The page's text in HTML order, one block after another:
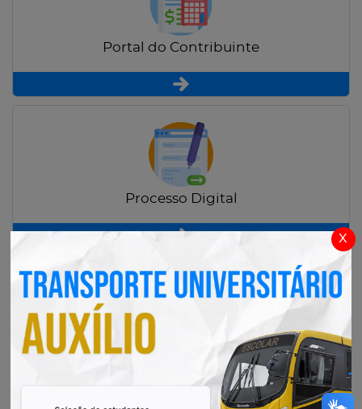
x
Portal do Contribuinte
Processo Digital
Radar Transparência Pública